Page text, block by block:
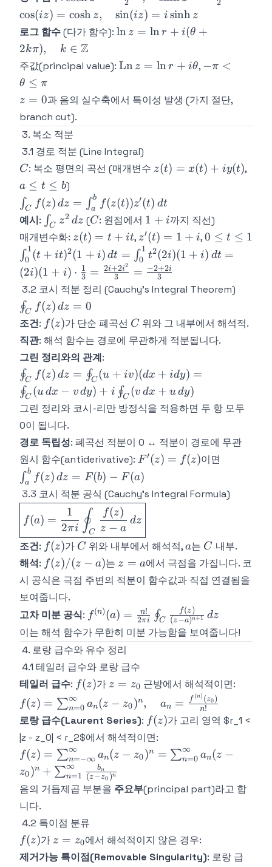
- e^{-iz}}
{2i}
=
\frac{e^z
+ e^{-
z}}{2},
\quad
\frac{e^z
- e^{-z}}
{2}
2 2
\cos(iz)
=
\cosh
z,
\quad
\sin(iz)
=
i\sinh z
cos(iz) = cosh z, sin(iz) = i sinh z
로그 함수(다가 함수): \ln z = \ln r
2k\pi),
\quad k \in
ln z = lnr + i(θ +
2kπ), k ∈ Z
주값(principal value): \text{Ln}\,z
Ln z = lnr + iθ, -\pi <
\pi
−π <
θ ≤ π
z
=
0
z = 0과 음의 실수축에서 특이성 발생 (가지 절단,
branch cut).
3. 복소 적분
3.1 경로 적분 (Line Integral)
C
C: 복소 평면의 곡선 (매개변수 z(t)
x(t)
+
iy(t)
z(t) = x(t) + iy(t),
a ≤ t ≤ b)
\int_C
f(z)\,dz =
\int_a^b
f(z(t))z'(t)\,dt
∫C f(z) dz = ∫a
b
f(z(t))z′(t) dt
예시: \int_C
z^2\,dz
∫C z2 dz (C
C: 원점에서 1+i
1 + i까지 직선)
매개변수화: z(t)
= t
+
it
z(t) = t + it, z'(t)
=
1+i
z′(t) = 1 + i,0
\leq
t
1
0 ≤ t ≤ 1
\int_0^1
(t+it)^2(1+i)\,dt
= \int_0^1 t^2(2i)
(1+i)\,dt = (2i)
(1+i)\cdot\frac{1}
{3} =
\frac{2i+2i^2}{3}
= \frac{-2+2i}{3}
∫0
1(t + it)2(1 + i) dt = ∫0
1
t2(2i)(1 + i) dt =
(2i)(1 + i) ⋅ 3
1 = 3
2i+2i2 = 3
−2+2i
3.2 코시 적분 정리 (Cauchy's Integral Theorem)
\oint_C
f(z)\,dz
= 0
∮C f(z) dz = 0
조건: f(z)
f(z)가 단순 폐곡선 C
C 위와 그 내부에서 해석적.
직관: 해석 함수는 경로에 무관하게 적분됩니다.
그린 정리와의 관계:
\oint_C
f(z)\,dz
=
\oint_C
(u+iv)
(dx+idy)
=
\oint_C
(u\,dx -
v\,dy) +
i\oint_C
(v\,dx +
u\,dy)
∮C f(z) dz = ∮C (u + iv)(dx + idy) =
∮C (udx − v dy) + i ∮C (v dx + udy)
그린 정리와 코시-리만 방정식을 적용하면 두 항 모두
0이 됩니다.
경로 독립성: 폐곡선 적분이 0 ↔ 적분이 경로에 무관
원시 함수(antiderivative): F'(z)
=
f(z)
F ′(z) = f(z)이면
F(a)
∫a
b
f(z) dz = F(b) − F (a)
3.3 코시 적분 공식 (Cauchy's Integral Formula)
\boxed{f(a)
= \frac{1}
{2\pi
i}\oint_C
\frac{f(z)}
{z-a}\,dz}
f(a) =
2πi
1 ∮C z − a
f(z)
dz
조건: f(z)
f(z)가 C
C 위와 내부에서 해석적,a
a는 C
C 내부.
해석: f(z)/(z-
a)
f(z)/(z − a)는 z
=
a
z = a에서 극점을 가집니다. 코
시 공식은 극점 주변의 적분이 함수값과 직접 연결됨을
보여줍니다.
고차 미분 공식: f^{(n)}(a) =
\frac{n!}{2\pi
i}\oint_C
\frac{f(z)}{(z-
a)^{n+1}}\,dz
f(n)(a) = 2πi
n! ∮C (z−a)n+1
f(z) dz
이는 해석 함수가 무한히 미분 가능함을 보여줍니다!
4. 로랑 급수와 유수 정리
4.1 테일러 급수와 로랑 급수
테일러 급수: f(z)
f(z)가 z =
z = z0 근방에서 해석적이면:
f(z) = ∑n=0
∞ an(z − z0)n, an = n!
f (n) (z0)
로랑 급수(Laurent Series): f(z)
f(z)가 고리 영역 $r_1 <
|z - z_0| < r_2$에서 해석적이면:
f(z) = \sum_{n=-
\infty}^{\infty}a_n(z-z_0)^n =
\sum_{n=0}^{\infty}a_n(z-
z_0)^n +
\sum_{n=1}^{\infty}\frac{b_n}
{(z-z_0)^n}
f(z) = ∑n=−∞
∞ an(z − z0)n = ∑n=0
∞ an(z −
z0)n + ∑n=1
∞
(z−z0 )n
bn
음의 거듭제곱 부분을 주요부(principal part)라고 합
니다.
4.2 특이점 분류
f(z)
f(z)가 z =
z_0
z = z0에서 해석적이지 않은 경우:
제거가능 특이점(Removable Singularity): 로랑 급